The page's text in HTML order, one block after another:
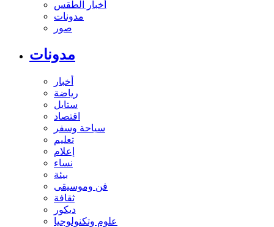
أخبار الطقس
مدونات
صور
مدونات
أخبار
رياضة
ستايل
اقتصاد
سياحة وسفر
تعليم
إعلام
نساء
بيئة
فن وموسيقى
ثقافة
ديكور
علوم وتكنولوجيا